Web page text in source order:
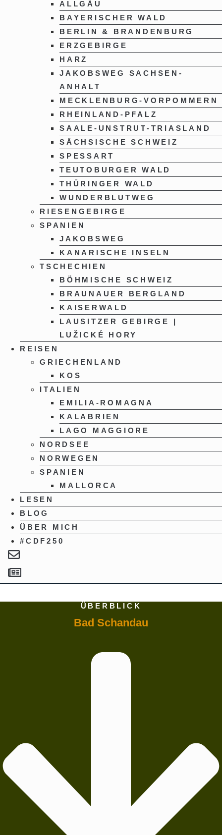
ALLGÄU
BAYERISCHER WALD
BERLIN & BRANDENBURG
ERZGEBIRGE
HARZ
JAKOBSWEG SACHSEN-
ANHALT
MECKLENBURG-VORPOMMERN
RHEINLAND-PFALZ
SAALE-UNSTRUT-TRIASLAND
SÄCHSISCHE SCHWEIZ
SPESSART
TEUTOBURGER WALD
THÜRINGER WALD
WUNDERBLUTWEG
RIESENGEBIRGE
SPANIEN
JAKOBSWEG
KANARISCHE INSELN
TSCHECHIEN
BÖHMISCHE SCHWEIZ
BRAUNAUER BERGLAND
KAISERWALD
LAUSITZER GEBIRGE |
LUŽICKÉ HORY
REISEN
GRIECHENLAND
KOS
ITALIEN
EMILIA-ROMAGNA
KALABRIEN
LAGO MAGGIORE
NORDSEE
NORWEGEN
SPANIEN
MALLORCA
LESEN
BLOG
ÜBER MICH
#CDF250
ÜBERBLICK
Bad Schandau